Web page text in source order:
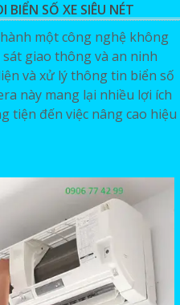
BIỂN SỐ XE SIÊU NÉT
một công nghệ không
giao thông và an ninh
và xử lý thông tin biển số
này mang lại nhiều lợi ích
tiện đến việc nâng cao hiệu